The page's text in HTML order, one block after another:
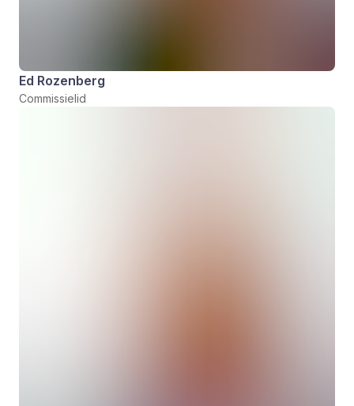
Ed Rozenberg
Commissielid